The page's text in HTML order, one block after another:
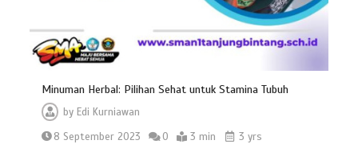
Minuman Herbal: Pilihan Sehat untuk Stamina Tubuh
byEdi Kurniawan
8 September 2023
0 3 min
3 yrs